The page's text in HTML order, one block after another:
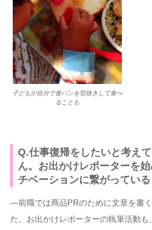
子どもが自分で食パンを型抜きして食べ
ることも
Q.仕事復帰をしたいと考え
ん。お出かけレポーターを
チベーションに繋がっている
―前職では商品PRのために文章を書
た。お出かけレポーターの執筆活動も